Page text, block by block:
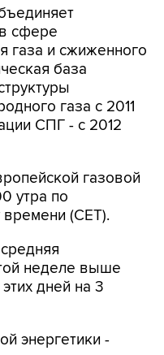
сфере
газа и сжиженного
база
газа с 2011
СПГ - с 2012
газовой
утра по
(CET).
неделе выше
дней на 3
энергетики -